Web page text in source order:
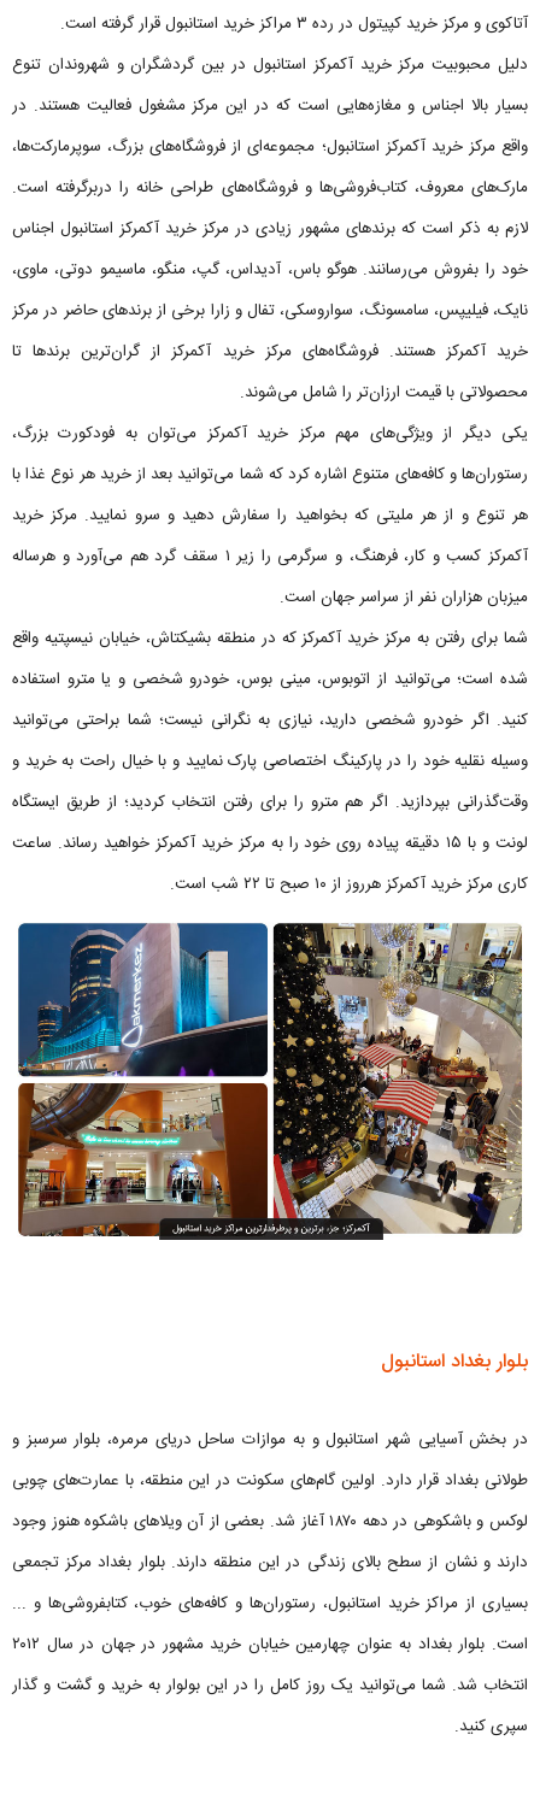
آتاکوی و مرکز خرید کپیتول در رده ۳ مراکز خرید استانبول قرار گرفته است.
دلیل محبوبیت مرکز خرید آکمرکز استانبول در بین گردشگران و شهروندان تنوع
بسیار بالا اجناس و مغازه‌هایی است که در این مرکز مشغول فعالیت هستند. در
واقع مرکز خرید آکمرکز استانبول؛ مجموعه‌ای از فروشگاه‌‌های بزرگ، سوپرمارکت‌‌ها،
مارک‌‌های معروف، کتاب‌فروشی‌ها و فروشگاه‌‌های طراحی خانه را دربرگرفته است.
لازم به ذکر است که برندهای مشهور زیادی در مرکز خرید آکمرکز استانبول اجناس
خود را بفروش می‌رسانند. هوگو باس، آدیداس، گپ، منگو، ماسیمو دوتی، ماوی،
نایک، فیلیپس، سامسونگ، سواروسکی، تفال و زارا برخی از برندهای حاضر در مرکز
خرید آکمرکز هستند. فروشگاه‌های مرکز خرید آکمرکز از گران‌ترین برندها تا
محصولاتی با قیمت ارزان‌تر را شامل می‌شوند.
یکی دیگر از ویژگی‌های مهم مرکز خرید آکمرکز می‌توان به فودکورت بزرگ،
رستوران‌ها و کافه‌های متنوع اشاره کرد که شما می‌توانید بعد از خرید هر نوع غذا با
هر تنوع و از هر ملیتی که بخواهید را سفارش دهید و سرو نمایید. مرکز خرید
آکمرکز کسب و کار، فرهنگ، و سرگرمی را زیر ۱ سقف گرد هم می‌آورد و هرساله
میزبان هزاران نفر از سراسر جهان است.
شما برای رفتن به مرکز خرید آکمرکز که در منطقه بشیکتاش، خیابان نیسپتیه واقع
شده است؛ می‌توانید از اتوبوس، مینی بوس، خودرو شخصی و یا مترو استفاده
کنید. اگر خودرو شخصی دارید، نیازی به نگرانی نیست؛ شما براحتی می‌توانید
وسیله نقلیه خود را در پارکینگ اختصاصی پارک نمایید و با خیال راحت به خرید و
وقت‌گذرانی بپردازید. اگر هم مترو را برای رفتن انتخاب کردید؛ از طریق ایستگاه
لونت و با ۱۵ دقیقه پیاده روی خود را به مرکز خرید آکمرکز خواهید رساند. ساعت
کاری مرکز خرید آکمرکز هرروز از ۱۰ صبح تا ۲۲ شب است.
بلوار بغداد استانبول
در بخش آسیایی شهر استانبول و به موازات ساحل دریای مرمره، بلوار سرسبز و
طولانی بغداد قرار دارد. اولین گام‌های سکونت در این منطقه، با عمارت‌های چوبی
لوکس و باشکوهی در دهه ۱۸۷۰ آغاز شد. بعضی از آن ویلاهای باشکوه هنوز وجود
دارند و نشان از سطح بالای زندگی در این منطقه دارند. بلوار بغداد مرکز تجمعی
بسیاری از مراکز خرید استانبول، رستوران‌ها و کافه‌های خوب، کتابفروشی‌ها و ...
است. بلوار بغداد به عنوان چهارمین خیابان خرید مشهور در جهان در سال ۲۰۱۲
انتخاب شد. شما می‌توانید یک روز کامل را در این بولوار به خرید و گشت و گذار
سپری کنید.